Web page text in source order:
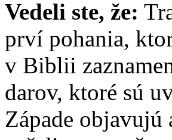
Vedeli ste, že:
prví pohania,
v Biblii
darov, ktoré sú
Západe objavujú